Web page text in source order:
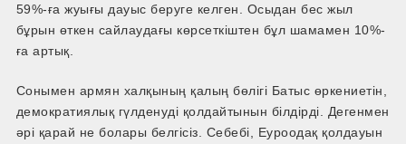
59%-ға жуығы дауыс беруге келген. Осыдан бес жыл
бұрын өткен сайлаудағы көрсеткіштен бұл шамамен 10%-
ға артық.
Сонымен армян халқының қалың бөлігі Батыс өркениетін,
демократиялық гүлденуді қолдайтынын білдірді. Дегенмен
әрі қарай не болары белгісіз. Себебі, Еуроодақ қолдауын